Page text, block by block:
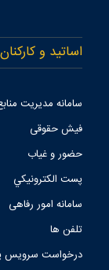
اساتید و کارکنان
سامانه مدیریت
فیش حقوقی
حضور و غیاب
پست الكترونيكي
سامانه امور رفاهی
تلفن ها
درخواست سرویس